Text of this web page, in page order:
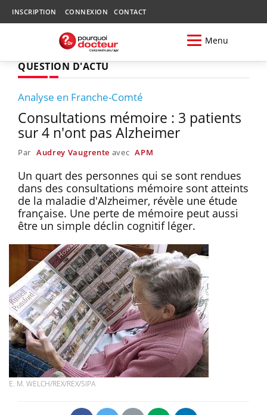
INSCRIPTION CONNEXION CONTACT
Menu
QUESTION D'ACTU
Analyse en Franche-Comté
Consultations mémoire : 3 patients
sur 4 n'ont pas Alzheimer
Par Audrey Vaugrente avec APM
Un quart des personnes qui se sont rendues
dans des consultations mémoire sont atteints
de la maladie d'Alzheimer, révèle une étude
française. Une perte de mémoire peut aussi
être un simple déclin cognitif léger.
E. M. WELCH/REX/REX/SIPA